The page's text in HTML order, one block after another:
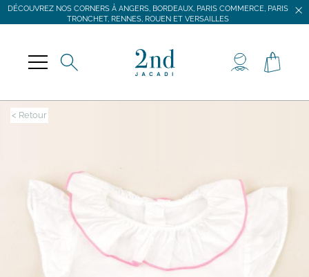
DÉCOUVREZ NOS CORNERS À ANGERS, BORDEAUX, PARIS COMMERCE, PARIS
TRONCHET, RENNES, ROUEN ET VERSAILLES
DÉCOUVREZ NOS CORNERS À ANGERS, BORDEAUX, PARIS COMMERCE, PARIS
TRONCHET, RENNES, ROUEN ET VERSAILLES
< Retour